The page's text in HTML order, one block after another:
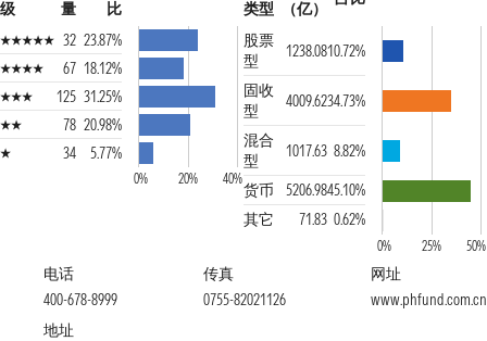
级
量
比
32 23.87%
67 18.12%
125 31.25%
78 20.98%
34
5.77%
0% 20% 40%
类型
（亿）
股票
型
1238.0810.72%
固收
型
4009.6234.73%
混合
型
1017.63 8.82%
货币
5206.9845.10%
其它
71.83 0.62%
0% 25% 50%
电话
400-678-8999
传真
0755-82021126
网址
www.phfund.com.cn
地址